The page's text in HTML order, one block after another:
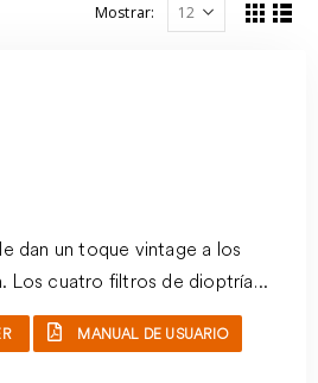
Mostrar:
dan un toque vintage a los
Los cuatro filtros de dioptrías
progresivamente las
imagen, lo que permite crear
MANUAL DE USUARIO